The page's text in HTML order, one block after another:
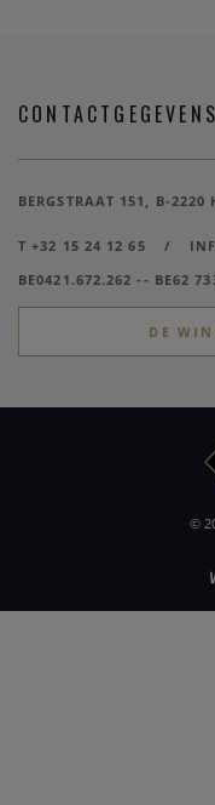
CONTACTGEGEVENS
BERGSTRAAT 151, B-2220
T +32 15 24 12 65 /
BE0421.672.262 -- BE62
DE
©